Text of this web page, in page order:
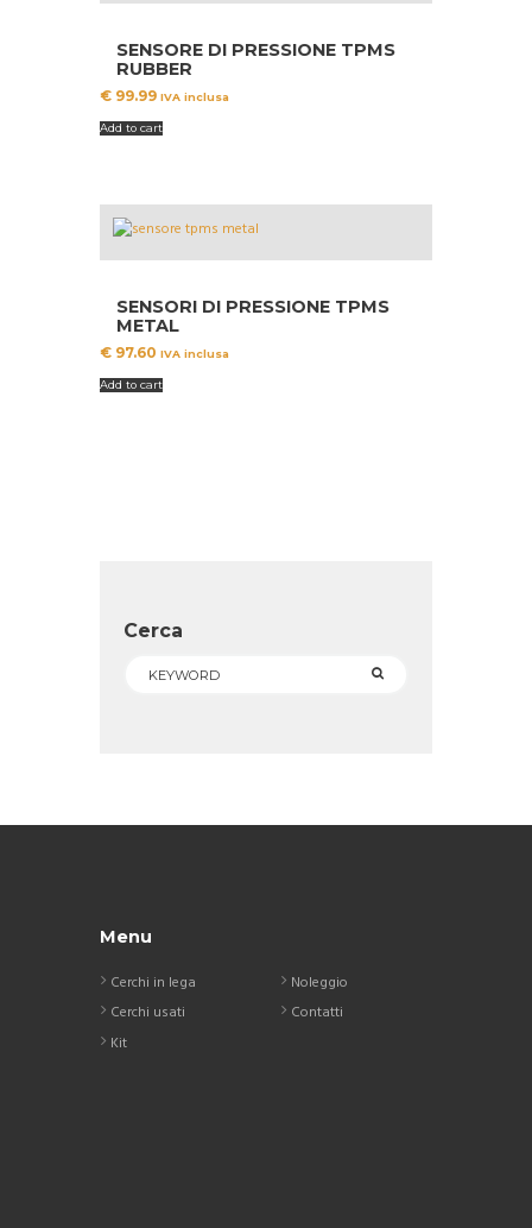
SENSORE DI PRESSIONE TPMS
RUBBER
€ 99.99 IVA inclusa
Add to cart
SENSORI DI PRESSIONE TPMS
METAL
€ 97.60 IVA inclusa
Add to cart
Cerca
Menu
Cerchi in lega
Cerchi usati
Kit
Noleggio
Contatti